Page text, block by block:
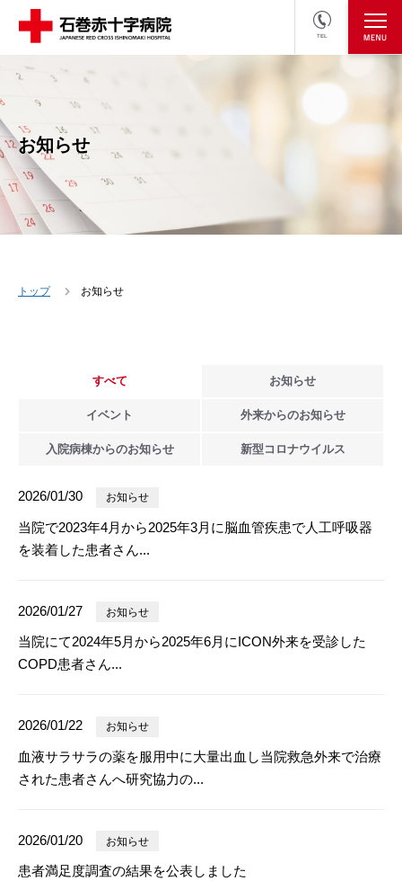
TEL
医療関係者の方
お知らせ
トップ お知らせ
すべて お知らせ
イベント 外来からのお知らせ
入院病棟からのお知らせ 新型 コロナウイルス
2026/01/30 お知らせ
当院で2023年4月から2025年3月に脳血管疾患で人工呼吸器
を装着した患者さん...
2026/01/27 お知らせ
当院にて2024年5月から2025年6月にICON外来を受診した
COPD患者さん...
2026/01/22 お知らせ
血液サラサラの薬を服用中に大量出血し当院救急外来で治療
された患者さんへ研究協力の...
2026/01/20 お知らせ
患者満足度調査の結果を公表しました